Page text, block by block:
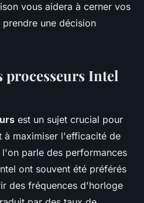
vous aidera à cerner vos
une décision
processeurs Intel
est un sujet crucial pour
à maximiser l'efficacité de
parle des performances
ont souvent été préférés
des fréquences d'horloge